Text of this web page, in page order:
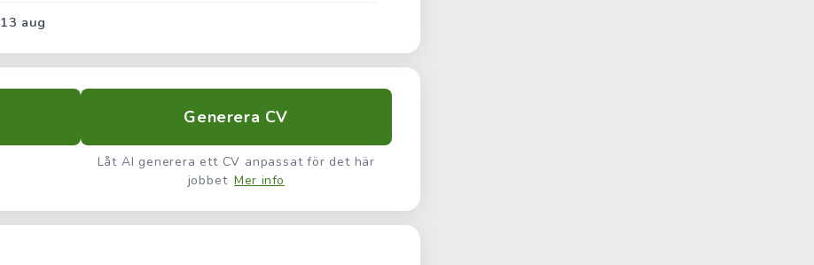
13 aug
Generera CV
Låt AI generera ett CV anpassat för det här
jobbet Mer info